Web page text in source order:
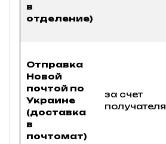
в
отделение)
Отправка
Новой
почтой по
Украине
(доставка
в
почтомат)
за счет
получателя